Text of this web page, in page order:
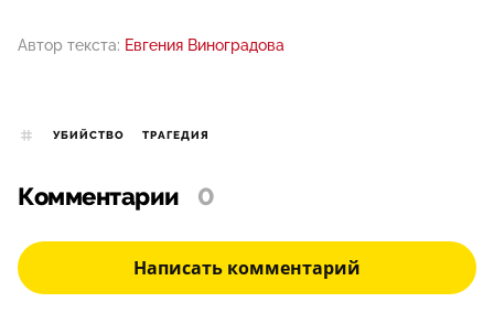
Автор текста: Евгения Виноградова
УБИЙСТВО ТРАГЕДИЯ
Комментарии 0
Написать комментарий